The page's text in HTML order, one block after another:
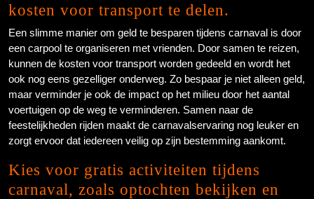
kosten voor transport te delen.
Een slimme manier om geld te besparen tijdens carnaval is door
een carpool te organiseren met vrienden. Door samen te reizen,
kunnen de kosten voor transport worden gedeeld en wordt het
ook nog eens gezelliger onderweg. Zo bespaar je niet alleen geld,
maar verminder je ook de impact op het milieu door het aantal
voertuigen op de weg te verminderen. Samen naar de
feestelijkheden rijden maakt de carnavalservaring nog leuker en
zorgt ervoor dat iedereen veilig op zijn bestemming aankomt.
Kies voor gratis activiteiten tijdens
carnaval, zoals optochten bekijken en